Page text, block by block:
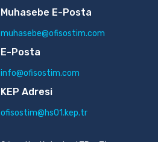
Muhasebe E-Posta
muhasebe@ofisostim.com
E-Posta
info@ofisostim.com
KEP Adresi
ofisostim@hs01.kep.tr